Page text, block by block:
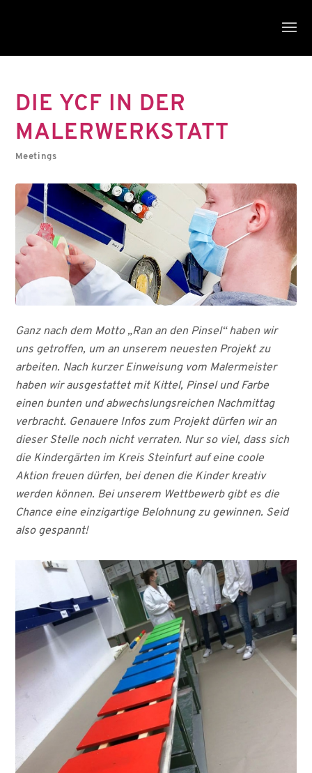
DIE YCF IN DER
MALERWERKSTATT
Meetings
Ganz nach dem Motto „Ran an den Pinsel“ haben wir
uns getroffen, um an unserem neuesten Projekt zu
arbeiten. Nach kurzer Einweisung vom Malermeister
haben wir ausgestattet mit Kittel, Pinsel und Farbe
einen bunten und abwechslungsreichen Nachmittag
verbracht. Genauere Infos zum Projekt dürfen wir an
dieser Stelle noch nicht verraten. Nur so viel, dass sich
die Kindergärten im Kreis Steinfurt auf eine coole
Aktion freuen dürfen, bei denen die Kinder kreativ
werden können. Bei unserem Wettbewerb gibt es die
Chance eine einzigartige Belohnung zu gewinnen. Seid
also gespannt!